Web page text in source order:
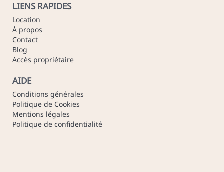
LIENS RAPIDES
Location
À propos
Contact
Blog
Accès propriétaire
AIDE
Conditions générales
Politique de Cookies
Mentions légales
Politique de confidentialité